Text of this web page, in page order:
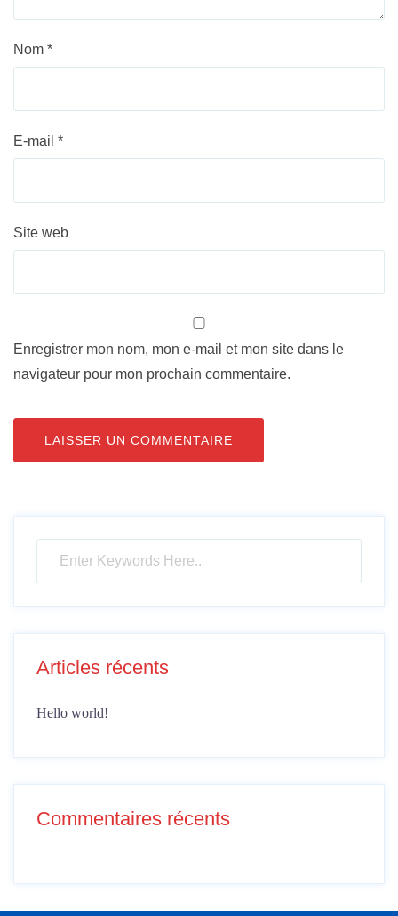
Nom *
E-mail *
Site web
Enregistrer mon nom, mon e-mail et mon site dans le
navigateur pour mon prochain commentaire.
Articles récents
Hello world!
Commentaires récents